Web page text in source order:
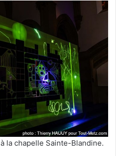
à la chapelle Sainte-Blandine.